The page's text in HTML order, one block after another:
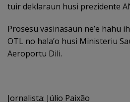
tuir deklaraun husi prezidente
Prosesu vasinasaun ne’e hahu
OTL no hala’o husi Ministeriu
Aeroportu Dili.
Jornalista: Júlio Paixão